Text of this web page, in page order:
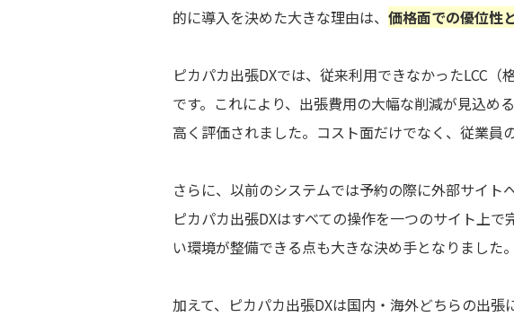
的に導入を決めた大きな理由は、 価格面での優位性
ピカパカ出張DXでは、従来利用できなかったLCC
です。これにより、出張費用の大幅な削減が見込め
高く評価されました。コスト面だけでなく、従業員
さらに、以前のシステムでは予約の際に外部サイト
ピカパカ出張DXはすべての操作を一つのサイト上
い環境が整備できる点も大きな決め手となりました。
加えて、ピカパカ出張DXは国内・海外どちらの出